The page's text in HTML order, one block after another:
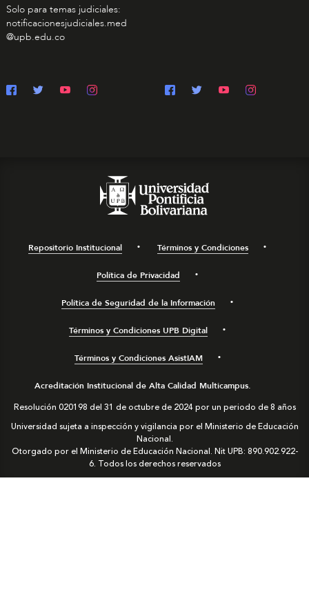
Solo para temas judiciales:
notificacionesjudiciales.med
@upb.edu.co
Repositorio Institucional Términos y Condiciones
Política de Privacidad
Política de Seguridad de la Información
Términos y Condiciones UPB Digital
Términos y Condiciones AsistIAM
Acreditación Institucional de Alta Calidad Multicampus.
Resolución 020198 del 31 de octubre de 2024 por un periodo de 8 años
Universidad sujeta a inspección y vigilancia por el Ministerio de Educación
Nacional.
Otorgado por el Ministerio de Educación Nacional. Nit UPB: 890.902.922-
6. Todos los derechos reservados